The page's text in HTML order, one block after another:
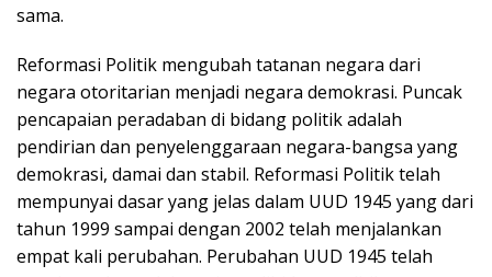
sama.
Reformasi Politik mengubah tatanan negara dari
negara otoritarian menjadi negara demokrasi. Puncak
pencapaian peradaban di bidang politik adalah
pendirian dan penyelenggaraan negara-bangsa yang
demokrasi, damai dan stabil. Reformasi Politik telah
mempunyai dasar yang jelas dalam UUD 1945 yang dari
tahun 1999 sampai dengan 2002 telah menjalankan
empat kali perubahan. Perubahan UUD 1945 telah